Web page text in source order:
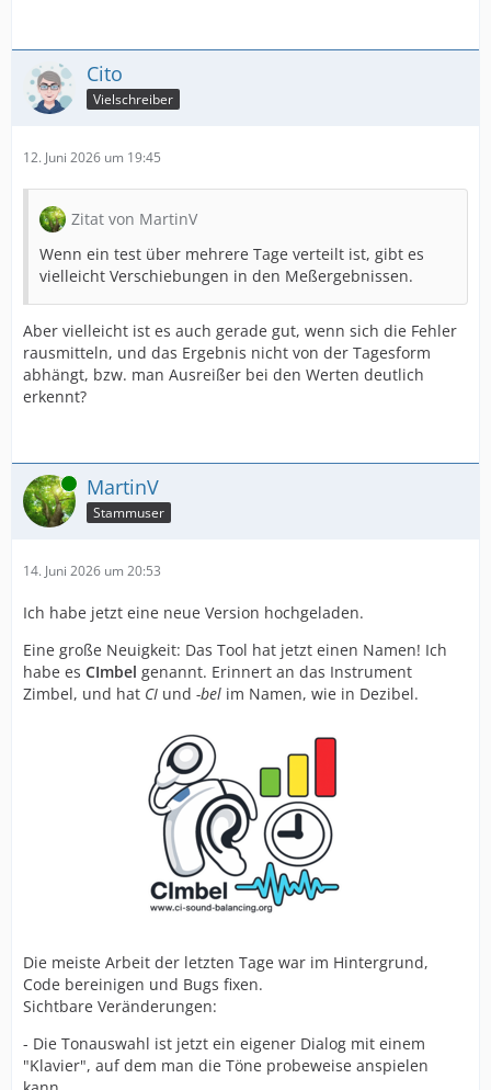
Cito
Vielschreiber
12. Juni 2026 um 19:45
Zitat von MartinV
Wenn ein test über mehrere Tage verteilt ist, gibt es
vielleicht Verschiebungen in den Meßergebnissen.
Aber vielleicht ist es auch gerade gut, wenn sich die Fehler
rausmitteln, und das Ergebnis nicht von der Tagesform
abhängt, bzw. man Ausreißer bei den Werten deutlich
erkennt?
Online MartinV
Stammuser
14. Juni 2026 um 20:53
Ich habe jetzt eine neue Version hochgeladen.
Eine große Neuigkeit: Das Tool hat jetzt einen Namen! Ich
habe es CImbel genannt. Erinnert an das Instrument
Zimbel, und hat CI und -bel im Namen, wie in Dezibel.
Die meiste Arbeit der letzten Tage war im Hintergrund,
Code bereinigen und Bugs fixen.
Sichtbare Veränderungen:
- Die Tonauswahl ist jetzt ein eigener Dialog mit einem
"Klavier", auf dem man die Töne probeweise anspielen